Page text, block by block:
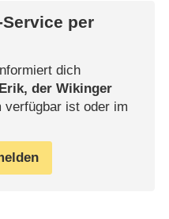
per
dich
Erik, der Wikinger
verfügbar ist oder im